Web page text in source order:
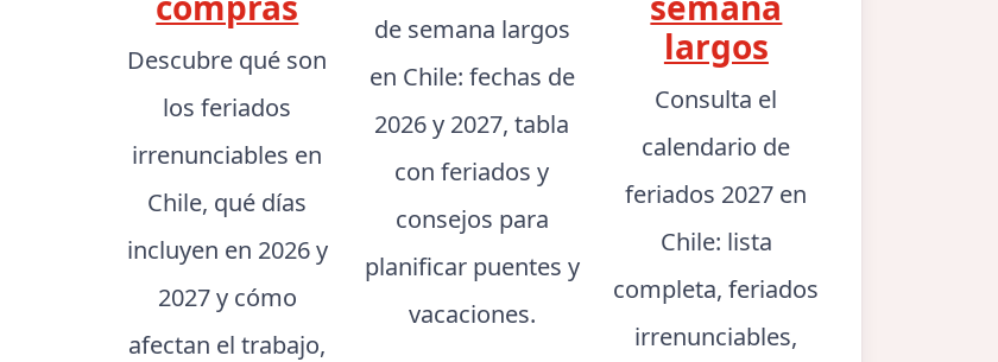
Descubre qué son
los feriados
irrenunciables en
Chile, qué días
incluyen en 2026 y
2027 y cómo
afectan el trabajo,
de semana largos
en Chile: fechas de
2026 y 2027, tabla
con feriados y
consejos para
planificar puentes y
vacaciones.
largos
Consulta el
calendario de
feriados 2027 en
Chile: lista
completa, feriados
irrenunciables,